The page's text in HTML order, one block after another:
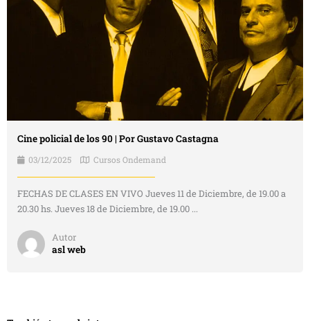
Cine policial de los 90 | Por Gustavo Castagna
03/12/2025 Cursos Ondemand
FECHAS DE CLASES EN VIVO Jueves 11 de Diciembre, de 19.00 a
20.30 hs. Jueves 18 de Diciembre, de 19.00 ...
Autor
asl web